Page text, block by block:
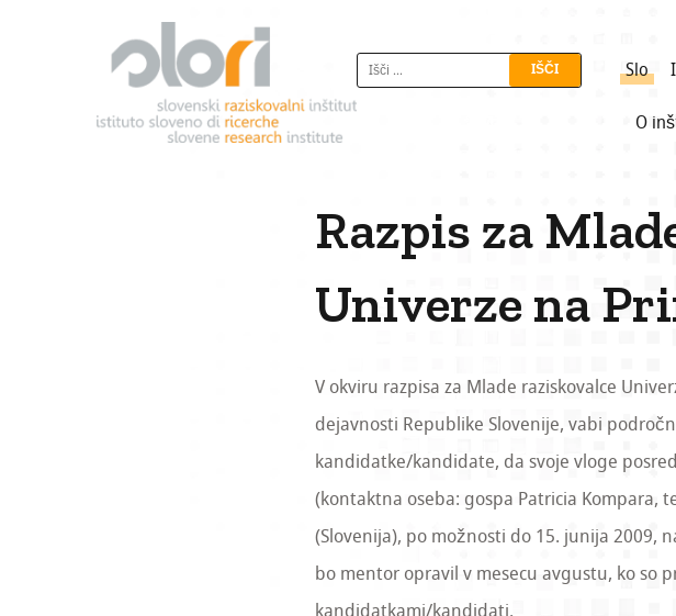
š
Slo
O
Razpis za
Univerze na
V okviru razpisa za Mlade raziskovalce
dejavnosti Republike Slovenije, vabi
kandidatke/kandidate, da svoje vloge
(kontaktna oseba: gospa Patricia Kompara,
(Slovenija), po možnosti do 15. junija 2009,
bo mentor opravil v mesecu avgustu, ko so